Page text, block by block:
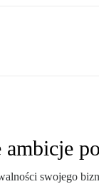
ambicje
swojego